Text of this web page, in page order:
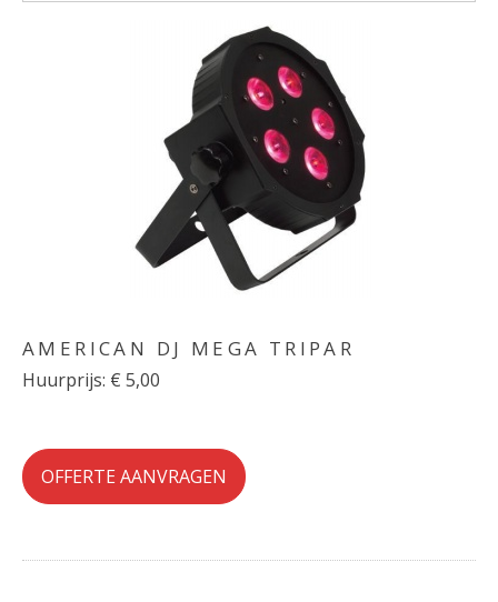
AMERICAN DJ MEGA TRIPAR
Huurprijs: € 5,00
OFFERTE AANVRAGEN